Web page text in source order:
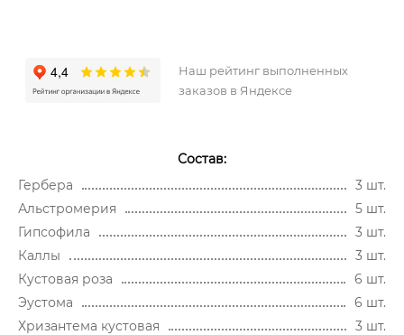
Наш рейтинг выполненных
заказов в Яндексе
Состав:
Гербера
3 шт.
Альстромерия
5 шт.
Гипсофила
3 шт.
Каллы
3 шт.
Кустовая роза
6 шт.
Эустома
6 шт.
Хризантема кустовая
3 шт.